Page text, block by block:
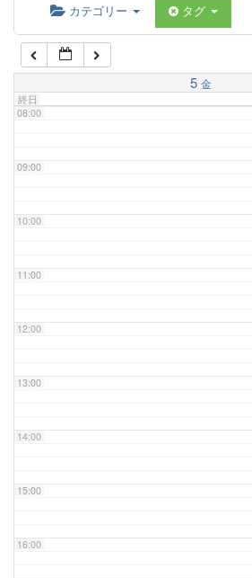
カテゴリー タグ
5 金
終日
07:00
08:00
09:00
10:00
11:00
12:00
13:00
14:00
15:00
16:00